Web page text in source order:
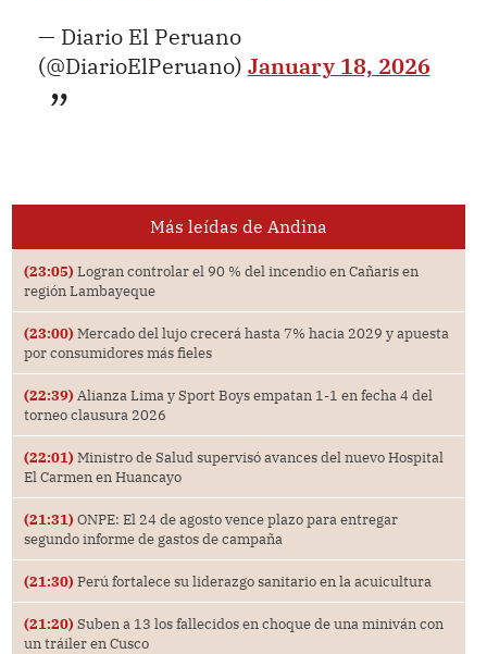
— Diario El Peruano
(@DiarioElPeruano) January 18, 2026
Más leídas de Andina
(23:05) Logran controlar el 90 % del incendio en Cañaris en
región Lambayeque
(23:00) Mercado del lujo crecerá hasta 7% hacia 2029 y apuesta
por consumidores más fieles
(22:39) Alianza Lima y Sport Boys empatan 1-1 en fecha 4 del
torneo clausura 2026
(22:01) Ministro de Salud supervisó avances del nuevo Hospital
El Carmen en Huancayo
(21:31) ONPE: El 24 de agosto vence plazo para entregar
segundo informe de gastos de campaña
(21:30) Perú fortalece su liderazgo sanitario en la acuicultura
(21:20) Suben a 13 los fallecidos en choque de una miniván con
un tráiler en Cusco